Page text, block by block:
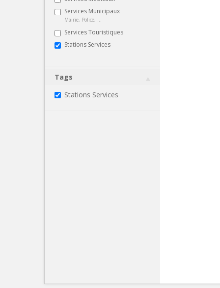
Services Municipaux
Mairie, Police, ...
Services Touristiques
Stations Services
Tags
Stations Services